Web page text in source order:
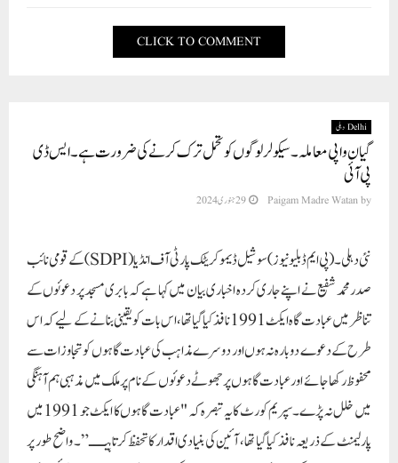
CLICK TO COMMENT
Delhi دہلی
گیان واپی معاملہ ۔سیکولر لوگوں کو تحمل ترک کرنے کی ضرورت ہے۔ ایس ڈی
پی آئی
by
Paigam Madre Watan 29 جنوری 2024
نئی دہلی ۔ ( پی ایم ڈبلیو نیوز) سوشیل ڈیموکریٹک پارٹی آف انڈیا ( SDPI) کے قومی نائب
صدر محمد شفیع نے اپنے جاری کردہ اخباری بیان میں کہا ہے کہ بابری مسجد پر دعوئوں کے
تناظر میں عبادت گاہ ایکٹ1991نافذکیا گیا تھا،اس بات کو یقینی بنانے کے لیے کہ اس
طرح کے دعوے دوبارہ نہ ہوں اور دوسرے مذاہب کی عبادت گاہوں کو تجاوزات سے
محفوظ رکھا جائے اور عبادت گاہوں پر جھوٹے دعوئوں کے نام پر ملک میں مذہبی ہم آہنگی
میں خلل نہ پڑے۔ سپریم کورٹ کا یہ تبصرہ کہ "عبادت گاہوں کا ایکٹ جو 1991میں
پارلیمنٹ کے ذریعہ نافذ کیا گیا تھا، آئین کی بنیادی اقدار کا تحفظ کرتا ہیـــ”۔ واضح طور پر